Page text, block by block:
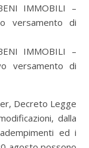
IMMOBILI –
versamento di
IMMOBILI –
versamento di
Decreto Legge
dalla
ed i